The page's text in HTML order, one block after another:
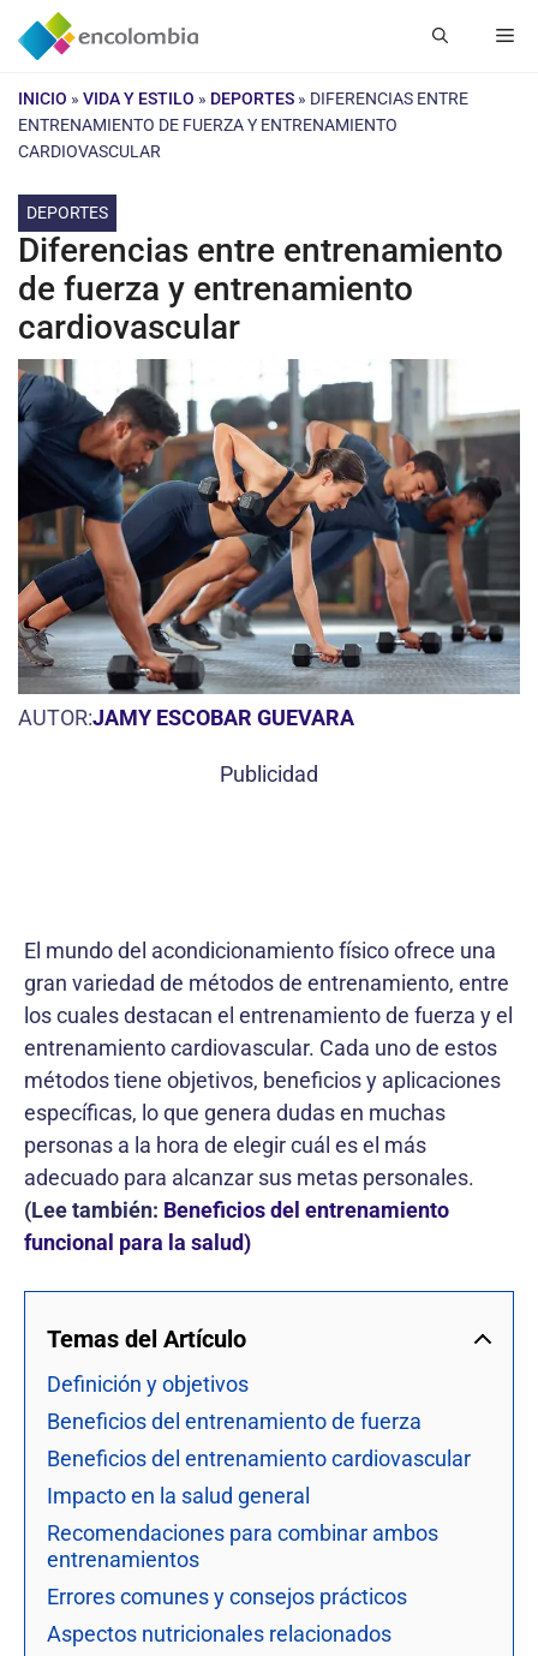
Saltar
INICIO » VIDA Y ESTILO » DEPORTES » DIFERENCIAS ENTRE
ENTRENAMIENTO DE FUERZA Y ENTRENAMIENTO
CARDIOVASCULAR
DEPORTES
Diferencias entre entrenamiento
de fuerza y entrenamiento
cardiovascular
AUTOR:JAMY ESCOBAR GUEVARA
Publicidad
El mundo del acondicionamiento físico ofrece una
gran variedad de métodos de entrenamiento, entre
los cuales destacan el entrenamiento de fuerza y el
entrenamiento cardiovascular. Cada uno de estos
métodos tiene objetivos, beneficios y aplicaciones
específicas, lo que genera dudas en muchas
personas a la hora de elegir cuál es el más
adecuado para alcanzar sus metas personales.
(Lee también: Beneficios del entrenamiento
funcional para la salud)
Temas del Artículo
Definición y objetivos
Beneficios del entrenamiento de fuerza
Beneficios del entrenamiento cardiovascular
Impacto en la salud general
Recomendaciones para combinar ambos
entrenamientos
Errores comunes y consejos prácticos
Aspectos nutricionales relacionados